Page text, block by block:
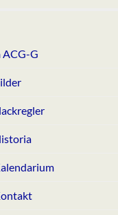
ACG-G